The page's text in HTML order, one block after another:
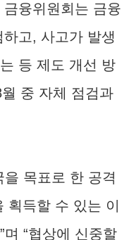
융위원회는 금융
고, 사고가 발생
등 제도 개선 방
중 자체 점검과
을 목표로 한 공격
득할 수 있는 이
“협상에 신중할